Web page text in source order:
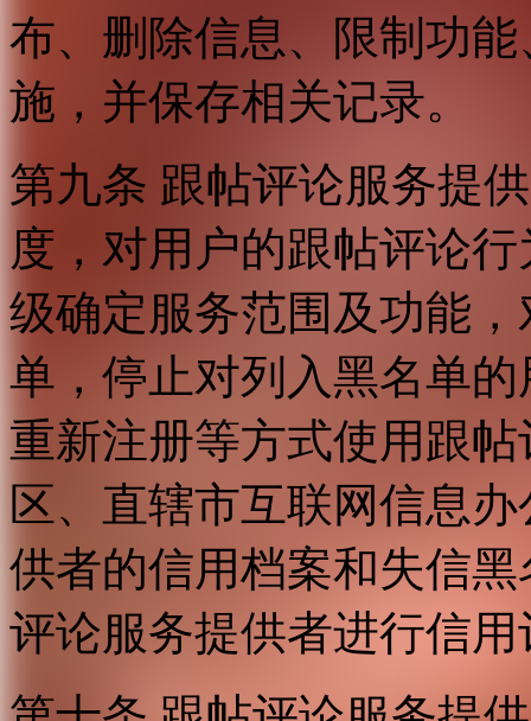
布、删除信息、限制功
施，并保存相关记录。
第九条 跟帖评论服务提
度，对用户的跟帖评论
级确定服务范围及功能
单，停止对列入黑名单
重新注册等方式使用跟
区、直辖市互联网信息
供者的信用档案和失信
评论服务提供者进行信用